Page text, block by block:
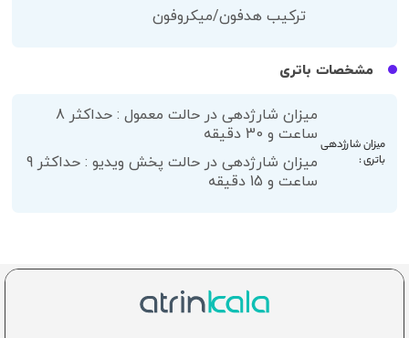
ترکیب هدفون/میکروفون
مشخصات باتری
میزان شارژدهی
باتری :
میزان شارژدهی در حالت معمول : حداکثر 8
ساعت و 30 دقیقه
میزان شارژدهی در حالت پخش ویدیو : حداکثر 9
ساعت و 15 دقیقه